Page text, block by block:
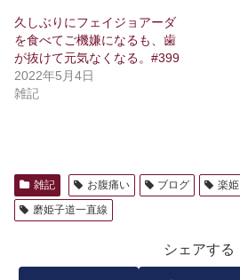
久しぶりにフェイジョアーダ
を食べてご機嫌になるも、歯
が抜けて元気なくなる。#399
2022年5月4日
雑記
雑記 お腹痛い ブログ 楽姫
磨姫子道一直線
シェアする